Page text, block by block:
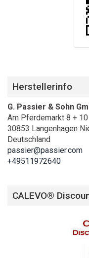
Herstellerinfo
G. Passier & Sohn
Am Pferdemarkt 8 + 10
30853 Langenhagen
Deutschland
passier@passier.com
+49511972640
CALEVO®